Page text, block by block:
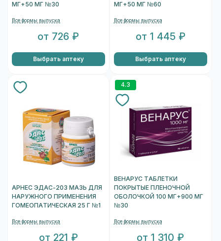
МГ+50 МГ №30
Все формы выпуска
от 726 ₽
Выбрать аптеку
МГ+50 МГ №60
Все формы выпуска
от 1 445 ₽
Выбрать аптеку
АРНЕС ЭДАС-203 МАЗЬ ДЛЯ
НАРУЖНОГО ПРИМЕНЕНИЯ
ГОМЕОПАТИЧЕСКАЯ 25 Г №1
Все формы выпуска
от 221 ₽
4.3
ВЕНАРУС ТАБЛЕТКИ
ПОКРЫТЫЕ ПЛЕНОЧНОЙ
ОБОЛОЧКОЙ 100 МГ+900 МГ
№30
Все формы выпуска
от 1 310 ₽